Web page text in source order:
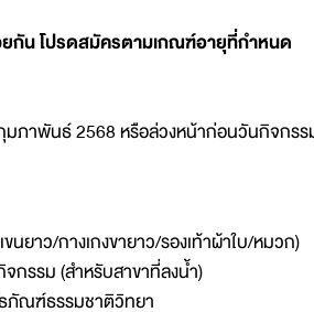
กัน โปรดสมัครตามเกณฑ์อายุที่กำหนด
มภาพันธ์ 2568 หรือล่วงหน้าก่อนวันกิจกร
ยาว/กางเกงขายาว/รองเท้าผ้าใบ/หมวก)
กรรม (สำหรับสาขาที่ลงน้ำ)
ภัณฑ์ธรรมชาติวิทยา